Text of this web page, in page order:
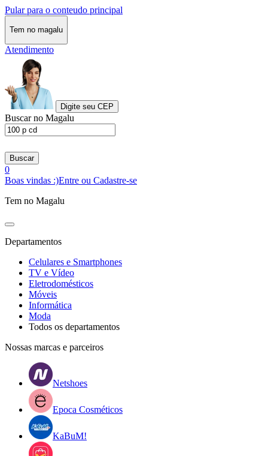
Pular para o conteudo principal
Tem no magalu
Atendimento
Digite seu CEP
Buscar no Magalu
Buscar
0
Boas vindas :)Entre ou Cadastre-se
Tem no Magalu
Departamentos
Celulares e Smartphones
TV e Vídeo
Eletrodomésticos
Móveis
Informática
Moda
Todos os departamentos
Nossas marcas e parceiros
Netshoes
Epoca Cosméticos
KaBuM!